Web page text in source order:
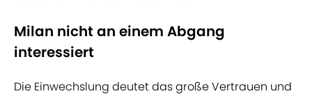
Milan nicht an einem Abgang
interessiert
Die Einwechslung deutet das große Vertrauen und